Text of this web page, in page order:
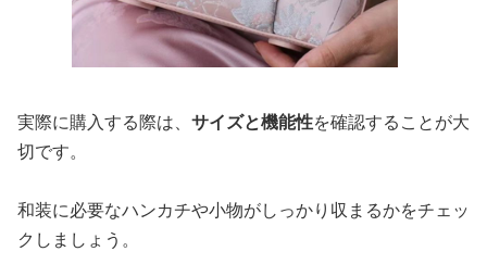
実際に購入する際は、 サイズと機能性を確認することが大
切です。
和装に必要なハンカチや小物がしっかり収まるかをチェッ
クしましょう。